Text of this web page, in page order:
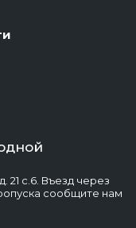
21 с.6. Въезд через
сообщите нам